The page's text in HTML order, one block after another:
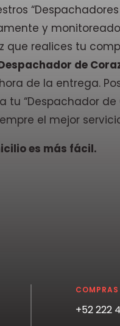
y
que realices tu
de
de la entrega.
“Despachador de
el mejor
es más fácil.
+52 222